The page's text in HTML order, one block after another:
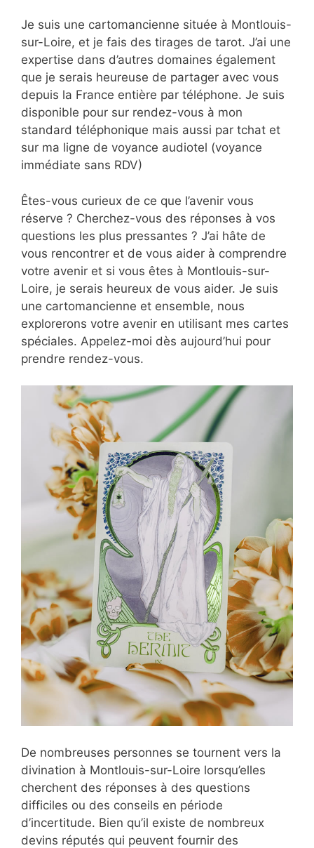
Je suis une cartomancienne située à Montlouis-
sur-Loire, et je fais des tirages de tarot. J’ai une
expertise dans d’autres domaines également
que je serais heureuse de partager avec vous
depuis la France entière par téléphone. Je suis
disponible pour sur rendez-vous à mon
standard téléphonique mais aussi par tchat et
sur ma ligne de voyance audiotel (voyance
immédiate sans RDV)
Êtes-vous curieux de ce que l’avenir vous
réserve ? Cherchez-vous des réponses à vos
questions les plus pressantes ? J’ai hâte de
vous rencontrer et de vous aider à comprendre
votre avenir et si vous êtes à Montlouis-sur-
Loire, je serais heureux de vous aider. Je suis
une cartomancienne et ensemble, nous
explorerons votre avenir en utilisant mes cartes
spéciales. Appelez-moi dès aujourd’hui pour
prendre rendez-vous.
De nombreuses personnes se tournent vers la
divination à Montlouis-sur-Loire lorsqu’elles
cherchent des réponses à des questions
difficiles ou des conseils en période
d’incertitude. Bien qu’il existe de nombreux
devins réputés qui peuvent fournir des